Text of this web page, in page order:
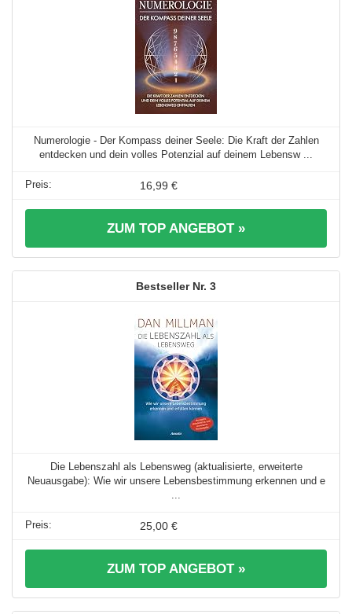
Numerologie - Der Kompass deiner Seele: Die Kraft der Zahlen
entdecken und dein volles Potenzial auf deinem Lebensw ...
16,99 €
ZUM TOP ANGEBOT »
3
Die Lebenszahl als Lebensweg (aktualisierte, erweiterte
Neuausgabe): Wie wir unsere Lebensbestimmung erkennen und e
25,00 €
ZUM TOP ANGEBOT »